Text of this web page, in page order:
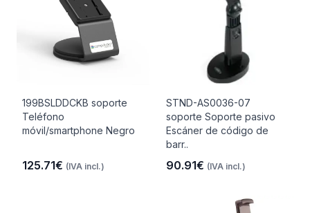
199BSLDDCKB soporte
Teléfono
móvil/smartphone Negro
125.71€ (IVA incl.)
STND-AS0036-07
soporte Soporte pasivo
Escáner de código de
barr..
90.91€ (IVA incl.)